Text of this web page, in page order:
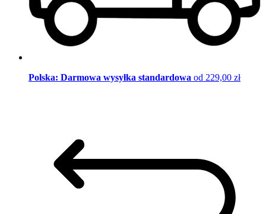
Polska: Darmowa wysyłka standardowa od 229,00 zł